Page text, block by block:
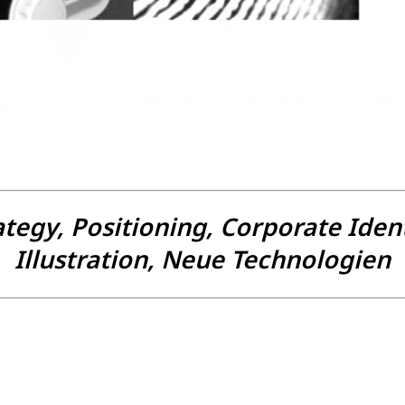
Positioning, Corporate
Illustration, Neue Technologien